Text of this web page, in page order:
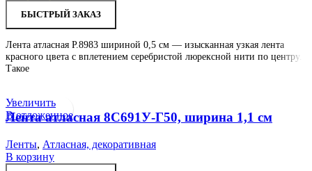
БЫСТРЫЙ ЗАКАЗ
Лента атласная Р.8983 шириной 0,5 см — изысканная узкая лента
красного цвета с вплетением серебристой люрексной нити по центру.
Такое
Увеличить
В отложенное
Лента атласная 8С691У-Г50, ширина 1,1 см
Ленты, Атласная, декоративная
В корзину